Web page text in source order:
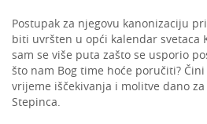
Postupak za njegovu kanonizaciju
biti uvršten u opći kalendar svetaca
sam se više puta zašto se usporio
što nam Bog time hoće poručiti?
vrijeme iščekivanja i molitve dano
Stepinca.